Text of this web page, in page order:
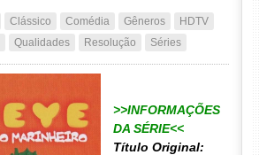
Clássico Comédia Gêneros
HDTV
Qualidades Resolução Séries
>>INFORMAÇÕES
DA SÉRIE<<
Título Original: